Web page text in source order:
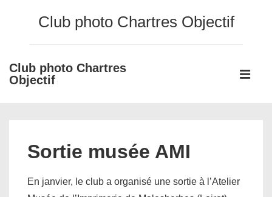
principal
Club photo Chartres Objectif
Club photo Chartres
Objectif
Main
Sortie musée AMI
En janvier, le club a organisé une sortie à l’Atelier